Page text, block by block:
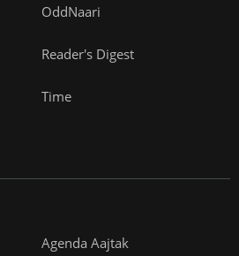
OddNaari
Reader's Digest
Time
Agenda Aajtak